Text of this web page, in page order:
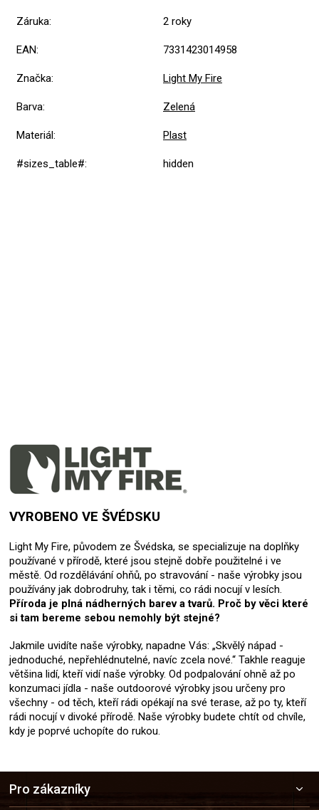
Záruka: 2 roky
EAN: 7331423014958
Značka: Light My Fire
Barva: Zelená
Materiál: Plast
#sizes_table#: hidden
VYROBENO VE ŠVÉDSKU
Light My Fire, původem ze Švédska, se specializuje na doplňky
používané v přírodě, které jsou stejně dobře použitelné i ve
městě. Od rozdělávání ohňů, po stravování - naše výrobky jsou
používány jak dobrodruhy, tak i těmi, co rádi nocují v lesích.
Příroda je plná nádherných barev a tvarů. Proč by věci které
si tam bereme sebou nemohly být stejné?
Jakmile uvidíte naše výrobky, napadne Vás: „Skvělý nápad -
jednoduché, nepřehlédnutelné, navíc zcela nové.“ Takhle reaguje
většina lidí, kteří vidí naše výrobky. Od podpalování ohně až po
konzumaci jídla - naše outdoorové výrobky jsou určeny pro
všechny - od těch, kteří rádi opékají na své terase, až po ty, kteří
rádi nocují v divoké přírodě. Naše výrobky budete chtít od chvíle,
kdy je poprvé uchopíte do rukou.
Pro zákazníky